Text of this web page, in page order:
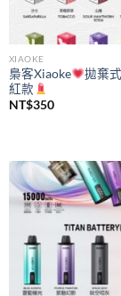
XIAOKE
梟客Xiaoke 拋棄
紅款
NT$350